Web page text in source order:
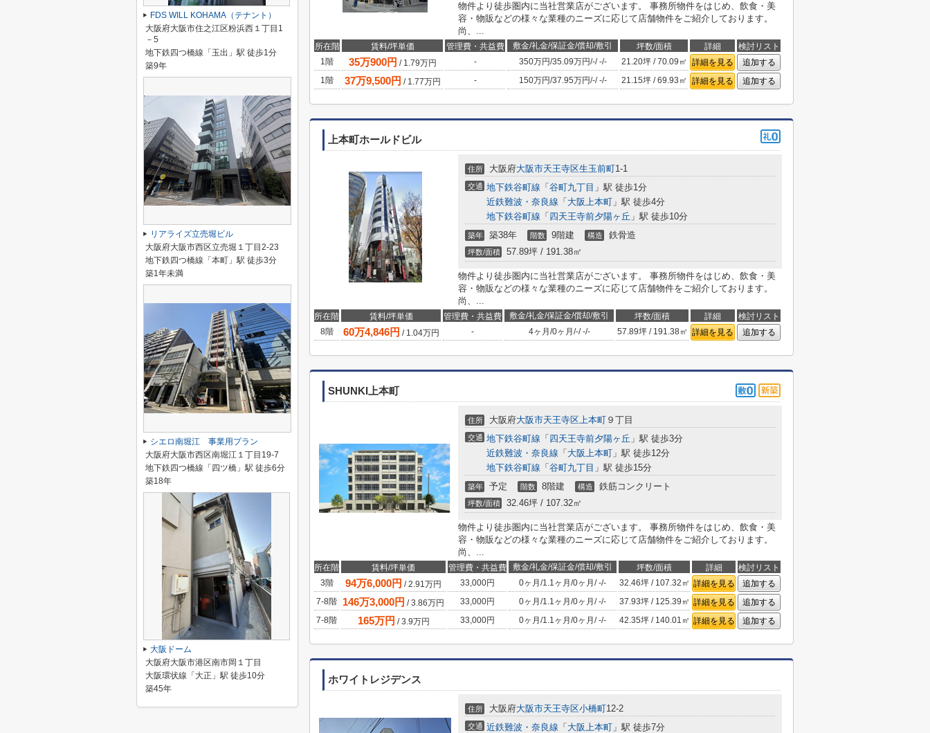
物件より徒歩圏内に当社営業店がございます。 事務所物件をはじめ、飲食・美
容・物販などの様々な業種のニーズに応じて店舗物件をご紹介しております。
尚、...
所在階 賃料/坪単価 管理費・共益費 敷金/礼金/保証金/償却/敷引 坪数/面積 詳細
検討リスト
1階
35万900円 / 1.79万円 - 350万円/35.09万円/-/-/- 21.20坪 / 70.09㎡ 詳細を見る
追加する
1階
37万9,500円 / 1.77万円 - 150万円/37.95万円/-/-/- 21.15坪 / 69.93㎡ 詳細を見る 追加する
上本町ホールドビル
住所 大阪府大阪市天王寺区生玉前町1-1
交通 地下鉄谷町線 「 谷町九丁目 」駅 徒歩1分
近鉄難波・奈良線 「 大阪上本町 」駅 徒歩4分
地下鉄谷町線 「 四天王寺前夕陽ヶ丘 」駅 徒歩10分
築年 築38年 階数 9階建 構造 鉄骨造
坪数/面積 57.89坪 / 191.38㎡
物件より徒歩圏内に当社営業店がございます。 事務所物件をはじめ、飲食・美
容・物販などの様々な業種のニーズに応じて店舗物件をご紹介しております。
尚、...
所在階 賃料/坪単価 管理費・共益費 敷金/礼金/保証金/償却/敷引 坪数/面積 詳細
検討リスト
8階
60万4,846円 / 1.04万円 - 4ヶ月 /0ヶ月 /-/-/- 57.89坪 / 191.38㎡ 詳細を見る 追加する
SHUNKI上本町
住所 大阪府大阪市天王寺区上本町 ９丁目
交通 地下鉄谷町線 「 四天王寺前夕陽ヶ丘 」駅 徒歩3分
近鉄難波・奈良線 「 大阪上本町 」駅 徒歩12分
地下鉄谷町線 「 谷町九丁目 」駅 徒歩15分
築年 予定 階数 8階建 構造 鉄筋コンクリート
坪数/面積 32.46坪 / 107.32㎡
物件より徒歩圏内に当社営業店がございます。 事務所物件をはじめ、飲食・美
容・物販などの様々な業種のニーズに応じて店舗物件をご紹介しております。
尚、...
所在階 賃料/坪単価 管理費・共益費 敷金/礼金/保証金/償却/敷引 坪数/面積 詳細
検討リスト
3階
94万6,000円 /2.91万円 33,000円 0ヶ月 /1.1ヶ月 /0ヶ月 /-/- 32.46坪 / 107.32㎡ 詳細を見る
追加する
7-8階
146万3,000円 /3.86万円 33,000円 0ヶ月 /1.1ヶ月 /0ヶ月 /-/- 37.93坪 / 125.39㎡ 詳細を見る
追加する
7-8階
165万円 /3.9万円 33,000円 0ヶ月 /1.1ヶ月 /0ヶ月 /-/- 42.35坪 / 140.01㎡ 詳細を見る 追加する
ホワイトレジデンス
住所 大阪府大阪市天王寺区小橋町12-2
交通 近鉄難波・奈良線 「 大阪上本町 」駅 徒歩7分
FDS WILL KOHAMA（テナント）
大阪府大阪市住之江区粉浜西１丁目1
－5
地下鉄四つ橋線「玉出」駅 徒歩1分
築9年
リアライズ立売堀ビル
大阪府大阪市西区立売堀１丁目2-23
地下鉄四つ橋線「本町」駅 徒歩3分
築1年未満
シエロ南堀江 事業用プラン
大阪府大阪市西区南堀江１丁目19-7
地下鉄四つ橋線「四ツ橋」駅 徒歩6分
築18年
大阪ドーム
大阪府大阪市港区南市岡１丁目
大阪環状線「大正」駅 徒歩10分
築45年